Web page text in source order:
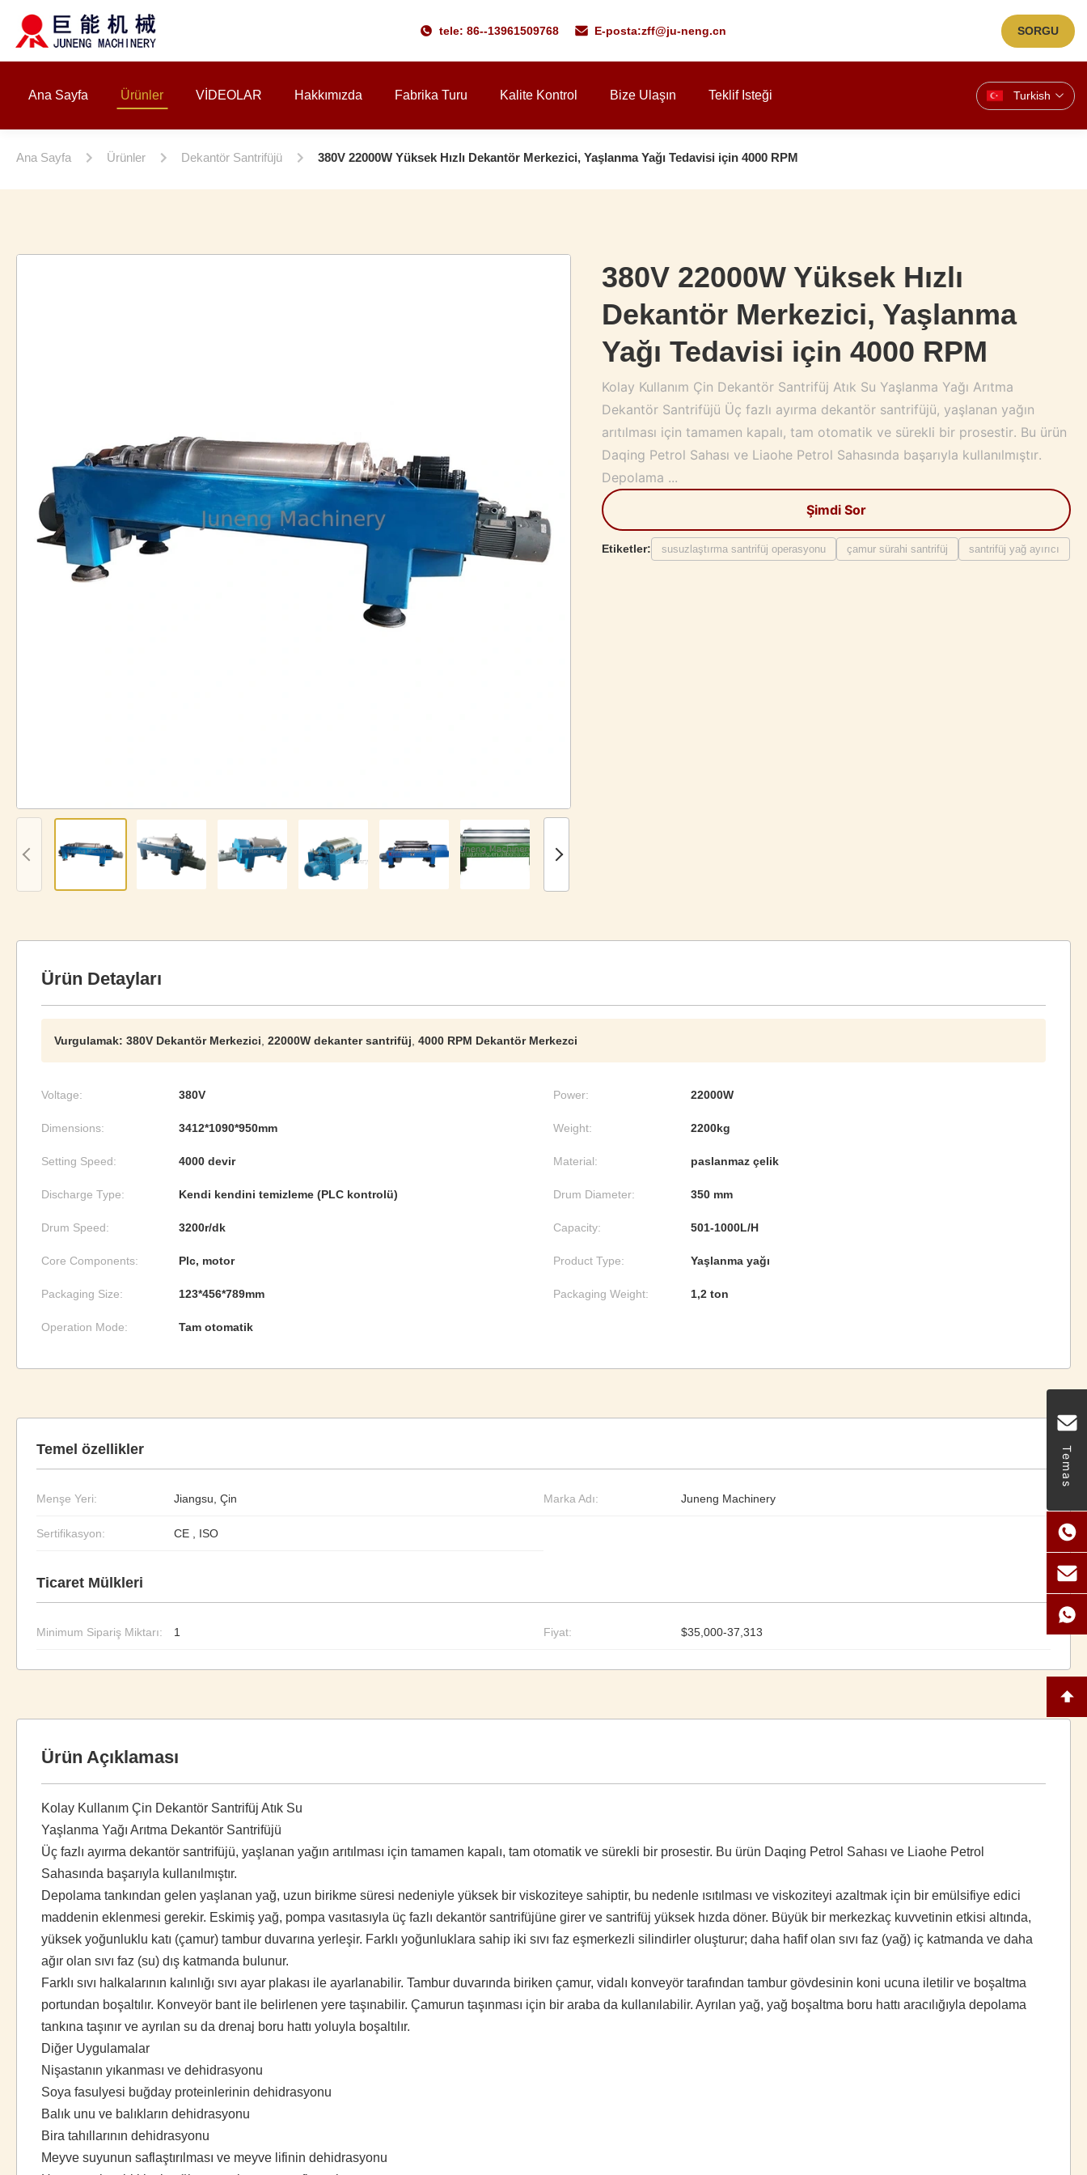
tele: 86--13961509768 E-posta:zff@ju-neng.cn SORGU
Ana Sayfa Ürünler VİDEOLAR Hakkımızda Fabrika Turu Kalite Kontrol Bize Ulaşın Teklif Isteği Turkish
Temas
Ana Sayfa Ürünler Dekantör Santrifüjü 380V 22000W Yüksek Hızlı Dekantör Merkezici, Yaşlanma Yağı Tedavisi için 4000 RPM
380V 22000W Yüksek Hızlı
Dekantör Merkezici, Yaşlanma
Yağı Tedavisi için 4000 RPM
Kolay Kullanım Çin Dekantör Santrifüj Atık Su Yaşlanma Yağı Arıtma
Dekantör Santrifüjü Üç fazlı ayırma dekantör santrifüjü, yaşlanan yağın
arıtılması için tamamen kapalı, tam otomatik ve sürekli bir prosestir. Bu ürün
Daqing Petrol Sahası ve Liaohe Petrol Sahasında başarıyla kullanılmıştır.
Depolama ...
Şimdi Sor
Etiketler: susuzlaştırma santrifüj operasyonu çamur sürahi santrifüj santrifüj yağ ayırıcı
Ürün Detayları
Vurgulamak: 380V Dekantör Merkezici 22000W dekanter santrifüj 4000 RPM Dekantör Merkezci
Voltage: 380V Power: 22000W
Dimensions: 3412*1090*950mm Weight: 2200kg
Setting Speed: 4000 devir Material: paslanmaz çelik
Discharge Type: Kendi kendini temizleme (PLC kontrolü) Drum Diameter: 350 mm
Drum Speed: 3200r/dk Capacity: 501-1000L/H
Core Components: Plc, motor Product Type: Yaşlanma yağı
Packaging Size: 123*456*789mm Packaging Weight: 1,2 ton
Operation Mode: Tam otomatik
Temel özellikler
Menşe Yeri: Jiangsu, Çin Marka Adı: Juneng Machinery
Sertifikasyon: CE , ISO
Ticaret Mülkleri
Minimum Sipariş Miktarı: 1 Fiyat: $35,000-37,313
Ürün Açıklaması
Kolay Kullanım Çin Dekantör Santrifüj Atık Su
Yaşlanma Yağı Arıtma Dekantör Santrifüjü
Üç fazlı ayırma dekantör santrifüjü, yaşlanan yağın arıtılması için tamamen kapalı, tam otomatik ve sürekli bir prosestir. Bu ürün Daqing Petrol Sahası ve Liaohe Petrol
Sahasında başarıyla kullanılmıştır.
Depolama tankından gelen yaşlanan yağ, uzun birikme süresi nedeniyle yüksek bir viskoziteye sahiptir, bu nedenle ısıtılması ve viskoziteyi azaltmak için bir emülsifiye edici
maddenin eklenmesi gerekir. Eskimiş yağ, pompa vasıtasıyla üç fazlı dekantör santrifüjüne girer ve santrifüj yüksek hızda döner. Büyük bir merkezkaç kuvvetinin etkisi altında,
yüksek yoğunluklu katı (çamur) tambur duvarına yerleşir. Farklı yoğunluklara sahip iki sıvı faz eşmerkezli silindirler oluşturur; daha hafif olan sıvı faz (yağ) iç katmanda ve daha
ağır olan sıvı faz (su) dış katmanda bulunur.
Farklı sıvı halkalarının kalınlığı sıvı ayar plakası ile ayarlanabilir. Tambur duvarında biriken çamur, vidalı konveyör tarafından tambur gövdesinin koni ucuna iletilir ve boşaltma
portundan boşaltılır. Konveyör bant ile belirlenen yere taşınabilir. Çamurun taşınması için bir araba da kullanılabilir. Ayrılan yağ, yağ boşaltma boru hattı aracılığıyla depolama
tankına taşınır ve ayrılan su da drenaj boru hattı yoluyla boşaltılır.
Diğer Uygulamalar
Nişastanın yıkanması ve dehidrasyonu
Soya fasulyesi buğday proteinlerinin dehidrasyonu
Balık unu ve balıkların dehidrasyonu
Bira tahıllarının dehidrasyonu
Meyve suyunun saflaştırılması ve meyve lifinin dehidrasyonu